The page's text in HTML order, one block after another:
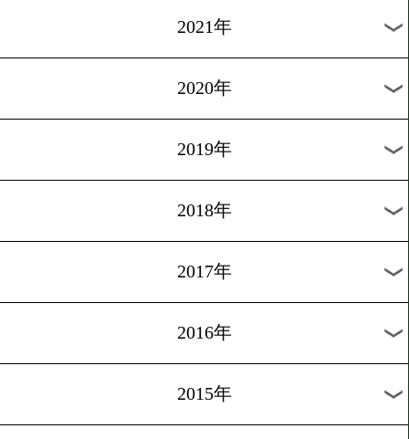
2023年
2021年
2020年
2018年